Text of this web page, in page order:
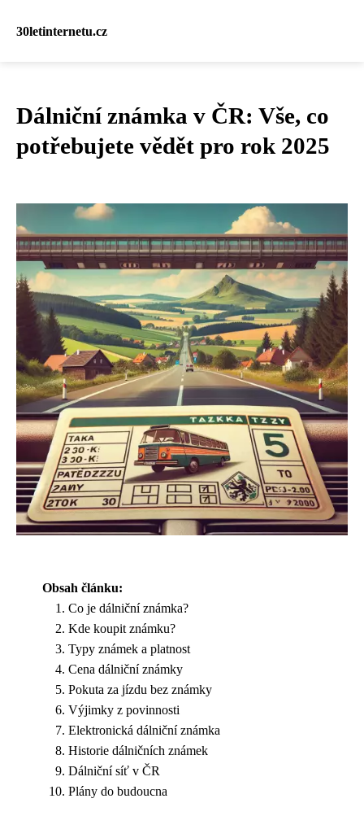
30letinternetu.cz
Dálniční známka v ČR: Vše, co
potřebujete vědět pro rok 2025
Obsah článku:
Co je dálniční známka?
Kde koupit známku?
Typy známek a platnost
Cena dálniční známky
Pokuta za jízdu bez známky
Výjimky z povinnosti
Elektronická dálniční známka
Historie dálničních známek
Dálniční síť v ČR
Plány do budoucna